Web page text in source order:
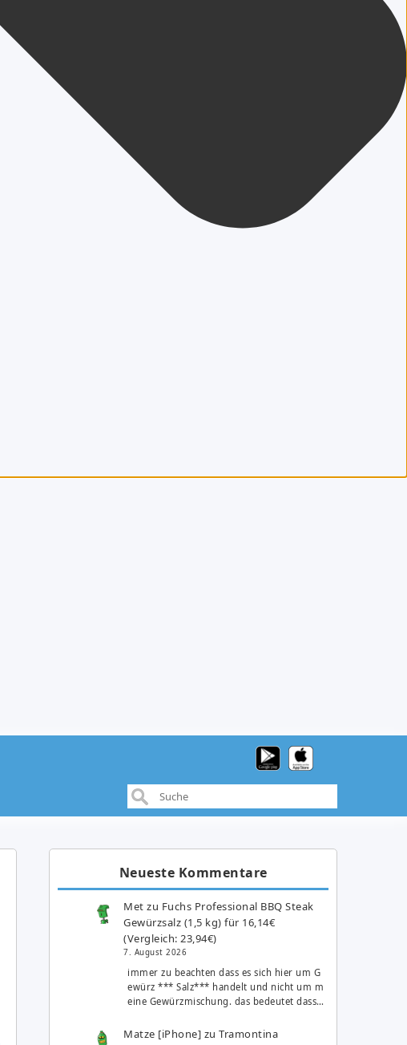
Neueste Kommentare
Met zu Fuchs Professional BBQ Steak
Gewürzsalz (1,5 kg) für 16,14€
(Vergleich: 23,94€)
7. August 2026
immer zu beachten dass es sich hier um G
ewürz *** Salz*** handelt und nicht um m
eine Gewürzmischung. das bedeutet dass…
Matze [iPhone] zuTramontina